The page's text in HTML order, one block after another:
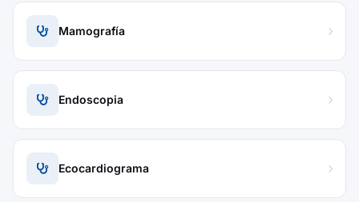
Mamografía
Endoscopia
Ecocardiograma